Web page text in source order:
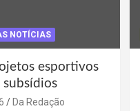
NOTÍCIAS
esportivos
subsídios
Da Redação